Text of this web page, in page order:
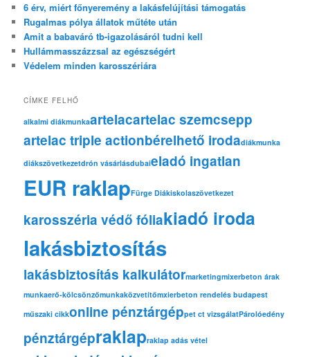
6 érv, miért főnyeremény a lakásfelújítási támogatás
Rugalmas pólya állatok műtéte után
Amit a babaváró tb-igazolásáról tudni kell
Hullámmasszázzsal az egészségért
Védelem minden karosszériára
CÍMKE FELHŐ
alkalmi diákmunkaartelacartelac szemcsepp
artelac triple actionbérelhető irodadiákmunka
diákszövetkezetdrón vásárlásdubaieladó ingatlan
EUR raklapFürge Diákiskolaszövetkezet
karosszéria védő fóliakiadó iroda
lakásbiztosítás
lakásbiztosítás kalkulátormarketingmixerbeton árak
munkaerő-kölcsönzőmunkaközvetítőmxierbeton rendelés budapest
műszaki cikkonline pénztárgéppet ct vizsgálatPárolóedény
pénztárgépraklapraklap adás vétel